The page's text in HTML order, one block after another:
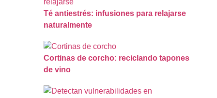
Té antiestrés: infusiones para relajarse
naturalmente
Cortinas de corcho: reciclando tapones
de vino